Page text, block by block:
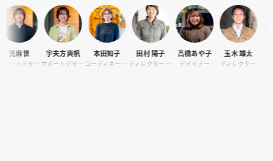
宇夫方爽帆
サポートデザイナー
本田知子
コーディネーター
田村 陽子
ディレクター / オーナーサポート
高橋あや子
デザイナー
玉木 雄太
ディレクター
池田 太志